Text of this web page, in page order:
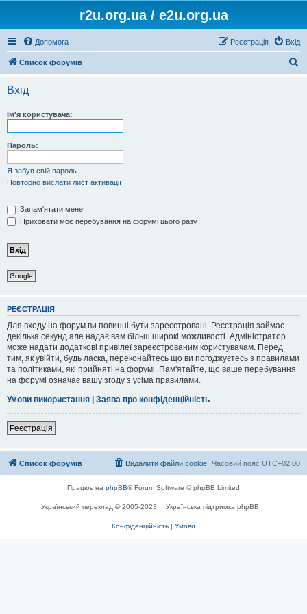
r2u.org.ua / e2u.org.ua
Допомога Вхід
Реєстрація
Список форумів
Вхід
Ім'я користувача:
Пароль:
Я забув свій пароль
Повторно вислати лист активації
Запам'ятати мене
Приховати моє перебування на форумі цього разу
Google
РЕЄСТРАЦІЯ
Для входу на форум ви повинні бути зареєстровані. Реєстрація займає
декілька секунд але надає вам більш широкі можливості. Адміністратор
може надати додаткові привілеї зареєстрованим користувачам. Перед
тим, як увійти, будь ласка, переконайтесь що ви погоджуєтесь з правилами
та політиками, які прийняті на форумі. Пам'ятайте, що ваше перебування
на форумі означає вашу згоду з усіма правилами.
Умови використання | Заява про конфіденційність
Реєстрація
Список форумів Часовий пояс UTC+02:00
Видалити файли cookie
Працює на phpBB® Forum Software © phpBB Limited
Український переклад © 2005-2023 Українська підтримка phpBB
Конфіденційність | Умови